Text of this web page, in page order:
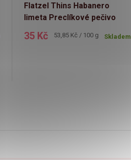
Flatzel Thins Habanero
limeta Preclíkové pečivo
35 Kč
Měrná
53,85 Kč / 100 g Skladem